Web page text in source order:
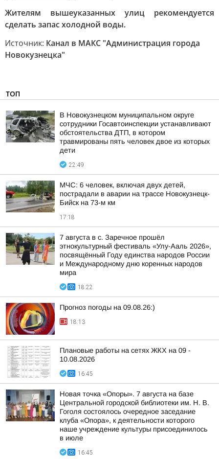
Жителям вышеуказанных улиц рекомендуется
сделать запас холодной воды.
Источник: Канал в МАКС "Администрация города
Новокузнецка"
ТОП
В Новокузнецком муниципальном округе
сотрудники Госавтоинспекции устанавливают
обстоятельства ДТП, в котором
травмированы пять человек двое из которых
дети
22:49
МЧС: 6 человек, включая двух детей,
пострадали в аварии на трассе Новокузнецк-
Бийск на 73-м км
17:18
7 августа в с. Заречное прошёл
этнокультурный фестиваль «Улу-Ааль 2026»,
посвящённый Году единства народов России
и Международному дню коренных народов
мира
18:22
Прогноз погоды на 09.08.26:)
18:13
Плановые работы на сетях ЖКХ на 09 -
10.08.2026
16:45
Новая точка «Опоры». 7 августа на базе
Центральной городской библиотеки им. Н. В.
Гоголя состоялось очередное заседание
клуба «Опора», к деятельности которого
наше учреждение культуры присоединилось
в июле
16:45